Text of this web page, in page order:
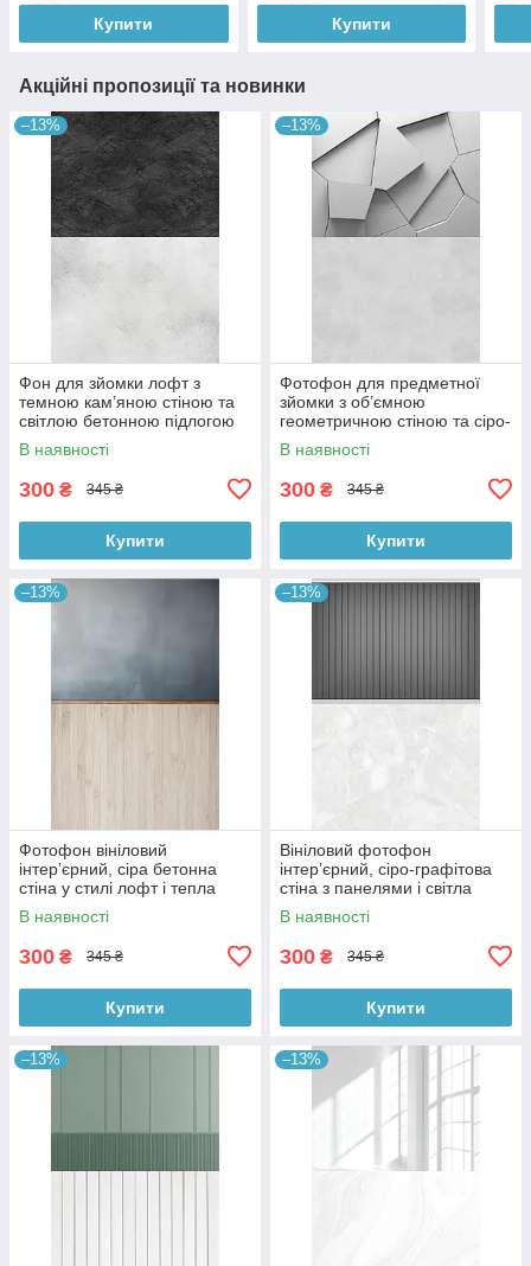
Купити Купити
Акційні пропозиції та новинки
–13%
Фон для зйомки лофт з
темною кам’яною стіною та
світлою бетонною підлогою
60×90 см, №57331
В наявності
300 ₴ 345 ₴
Купити
–13%
Фотофон для предметної
зйомки з об’ємною
геометричною стіною та сіро-
бетонною підлогою 60×90
см, №57397
В наявності
300 ₴ 345 ₴
Купити
–13%
Фотофон вініловий
інтер’єрний, сіра бетонна
стіна у стилі лофт і тепла
дерев’яна підлога 60×90 см,
№57097
В наявності
300 ₴ 345 ₴
Купити
–13%
Вініловий фотофон
інтер’єрний, сіро-графітова
стіна з панелями і світла
мармурова підлога 60×90 см,
№57101
В наявності
300 ₴ 345 ₴
Купити
–13% –13%